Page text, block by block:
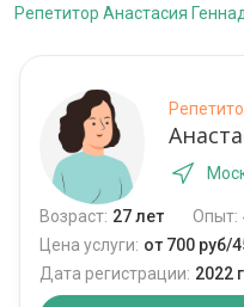
Репетитор Анастасия
Возраст: 27 лет Опыт:
Цена услуги: от 700 руб/
Дата регистрации: 2022